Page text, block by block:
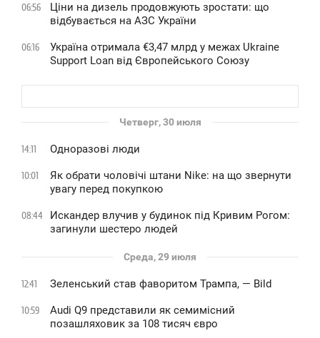
06:56
Ціни на дизель продовжують зростати: що
відбувається на АЗС України
06:16
Україна отримала €3,47 млрд у межах Ukraine
Support Loan від Європейського Союзу
Четверг, 30 июля
14:11 Одноразові люди
10:01
Як обрати чоловічі штани Nike: на що звернути
увагу перед покупкою
08:44
Искандер влучив у будинок під Кривим Рогом:
загинули шестеро людей
Среда, 29 июля
12:41 Зеленський став фаворитом Трампа, — Bild
10:59
Audi Q9 представили як семимісний
позашляховик за 108 тисяч євро